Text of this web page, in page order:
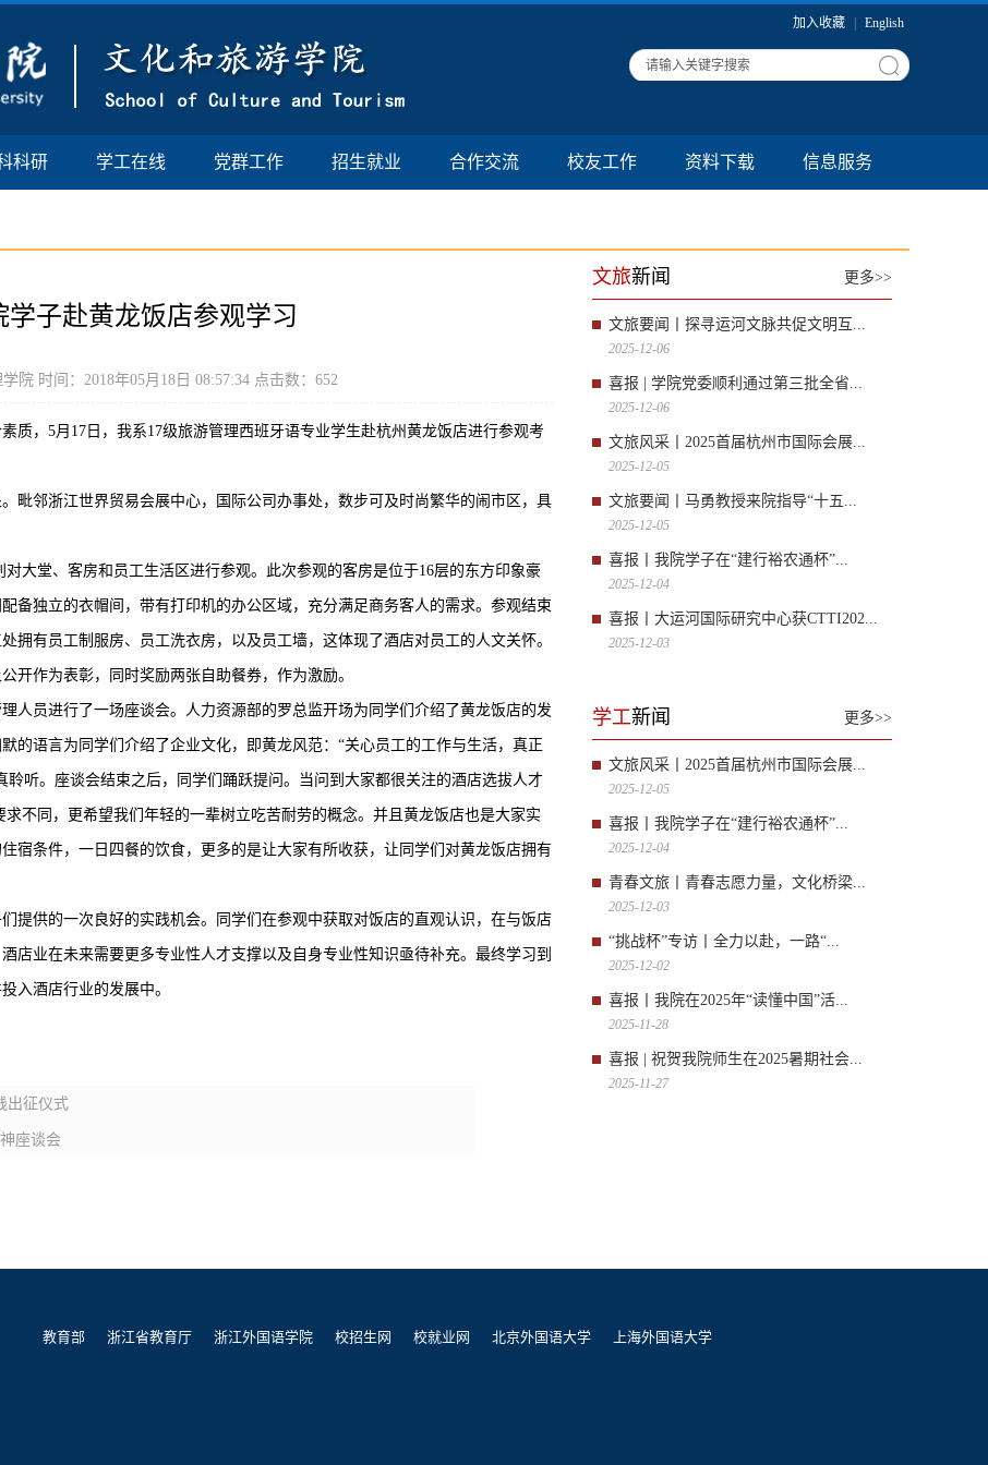
加入收藏 English
科研 学工在线 党群工作 招生就业 合作交流 校友工作 资料下载 信息服务
学子赴黄龙饭店参观学习
院 时间：2018年05月18日 08:57:34 点击数： 652
质，5月17日，我系17级旅游管理西班牙语专业学生赴杭州黄龙饭店进行参观考
毗邻浙江世界贸易会展中心，国际公司办事处，数步可及时尚繁华的闹市区，具
大堂、客房和员工生活区进行参观。此次参观的客房是位于16层的东方印象豪
备独立的衣帽间，带有打印机的办公区域，充分满足商务客人的需求。参观结束
拥有员工制服房、员工洗衣房，以及员工墙，这体现了酒店对员工的人文关怀。
开作为表彰，同时奖励两张自助餐券，作为激励。
人员进行了一场座谈会。人力资源部的罗总监开场为同学们介绍了黄龙饭店的发
的语言为同学们介绍了企业文化，即黄龙风范：“关心员工的工作与生活，真正
听。座谈会结束之后，同学们踊跃提问。当问到大家都很关注的酒店选拔人才
不同，更希望我们年轻的一辈树立吃苦耐劳的概念。并且黄龙饭店也是大家实
宿条件，一日四餐的饮食，更多的是让大家有所收获，让同学们对黄龙饭店拥有
提供的一次良好的实践机会。同学们在参观中获取对饭店的直观认识，在与饭店
店业在未来需要更多专业性人才支撑以及自身专业性知识亟待补充。最终学习到
入酒店行业的发展中。
出征仪式
座谈会
更多>>
文旅新闻
文旅要闻丨探寻运河文脉共促文明互...
2025-12-06
喜报 | 学院党委顺利通过第三批全省...
2025-12-06
文旅风采丨2025首届杭州市国际会展...
2025-12-05
文旅要闻丨马勇教授来院指导“十五...
2025-12-05
喜报丨我院学子在“建行裕农通杯”...
2025-12-04
喜报丨大运河国际研究中心获CTTI202...
2025-12-03
更多>>
学工新闻
文旅风采丨2025首届杭州市国际会展...
2025-12-05
喜报丨我院学子在“建行裕农通杯”...
2025-12-04
青春文旅丨青春志愿力量，文化桥梁...
2025-12-03
“挑战杯”专访丨全力以赴，一路“...
2025-12-02
喜报丨我院在2025年“读懂中国”活...
2025-11-28
喜报 | 祝贺我院师生在2025暑期社会...
2025-11-27
教育部 浙江省教育厅 浙江外国语学院 校招生网 校就业网 北京外国语大学 上海外国语大学